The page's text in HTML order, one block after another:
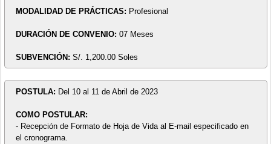
MODALIDAD DE PRÁCTICAS: Profesional
DURACIÓN DE CONVENIO: 07 Meses
SUBVENCIÓN: S/. 1,200.00 Soles
POSTULA: Del 10 al 11 de Abril de 2023
COMO POSTULAR:
- Recepción de Formato de Hoja de Vida al E-mail especificado en
el cronograma.